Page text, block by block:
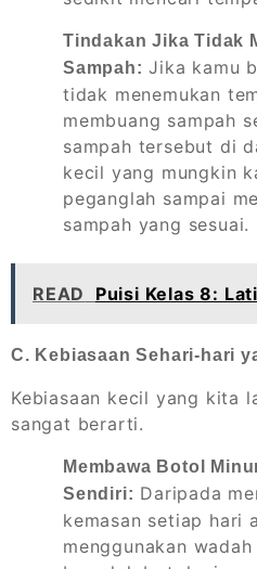
Tindakan Jika Tidak
Sampah: Jika kamu
tidak menemukan
membuang sampah
sampah tersebut di
kecil yang mungkin
peganglah sampai
sampah yang sesuai.
READ Puisi Kelas 8:
C. Kebiasaan Sehari-hari
Kebiasaan kecil yang kita
sangat berarti.
Membawa Botol
Sendiri: Daripada
kemasan setiap hari
menggunakan